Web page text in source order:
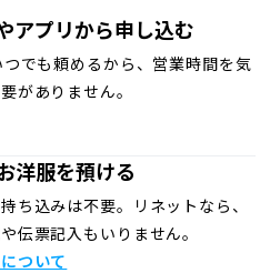
アプリから申し込む
でも頼めるから、営業時間を気
がありません。
洋服を預ける
ち込みは不要。リネットなら、
伝票記入もいりません。
ついて